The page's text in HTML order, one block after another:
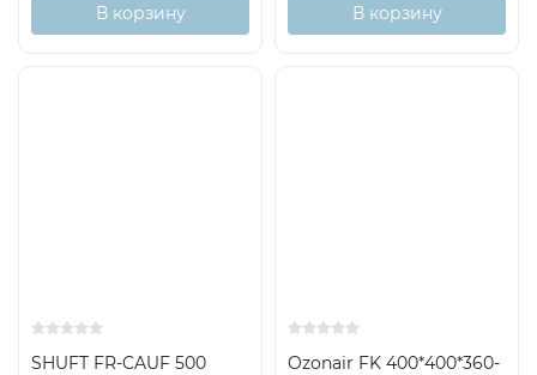
В корзину В корзину
SHUFT FR-CAUF 500
Ozonair FK 400*400*360-